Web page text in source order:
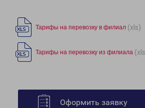
Тарифы на перевозку в филиал (xls)
Тарифы на перевозку из филиала
Оформить заявку